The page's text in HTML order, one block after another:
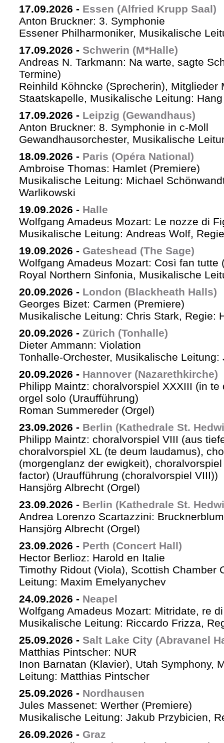
17.09.2026 - Essen (Alfried Krupp Saal)
Anton Bruckner: 3. Symphonie
Essener Philharmoniker, Musikalische
17.09.2026 - Schwerin (M*Halle)
Andreas N. Tarkmann: Na warte, sagte
Termine)
Reinhild Köhncke (Sprecherin), Mitglieder
Staatskapelle, Musikalische Leitung:
17.09.2026 - Leipzig (Gewandhaus)
Anton Bruckner: 8. Symphonie in c-Moll
Gewandhausorchester, Musikalische
18.09.2026 - Paris (Opéra National)
Ambroise Thomas: Hamlet (Premiere)
Musikalische Leitung: Michael
Warlikowski
19.09.2026 - Halle
Wolfgang Amadeus Mozart: Le nozze di
Musikalische Leitung: Andreas Wolf,
19.09.2026 - Gateshead (The Sage)
Wolfgang Amadeus Mozart: Così fan tutte
Royal Northern Sinfonia, Musikalische
20.09.2026 - London (Blackheath Halls)
Georges Bizet: Carmen (Premiere)
Musikalische Leitung: Chris Stark, Regie:
20.09.2026 - Zürich (Tonhalle)
Dieter Ammann: Violation
Tonhalle-Orchester, Musikalische Leitung:
20.09.2026 - Hannover (Nazarethkirche)
Philipp Maintz: choralvorspiel XXXIII (in te
orgel solo (Uraufführung)
Roman Summereder (Orgel)
23.09.2026 - Berlin (Kathedrale St.
Philipp Maintz: choralvorspiel VIII (aus
choralvorspiel XL (te deum laudamus),
(morgenglanz der ewigkeit),
factor) (Uraufführung (choralvorspiel VIII))
Hansjörg Albrecht (Orgel)
23.09.2026 - Berlin (Kathedrale St.
Andrea Lorenzo Scartazzini:
Hansjörg Albrecht (Orgel)
23.09.2026 - Perth (Concert Hall)
Hector Berlioz: Harold en Italie
Timothy Ridout (Viola), Scottish Chamber
Leitung: Maxim Emelyanychev
24.09.2026 - Neapel
Wolfgang Amadeus Mozart: Mitridate, re
Musikalische Leitung: Riccardo Frizza,
25.09.2026 - Salt Lake City (Abravanel
Matthias Pintscher: NUR
Inon Barnatan (Klavier), Utah Symphony,
Leitung: Matthias Pintscher
25.09.2026 - Nordhausen
Jules Massenet: Werther (Premiere)
Musikalische Leitung: Jakub Przybicien,
26.09.2026 - Graz